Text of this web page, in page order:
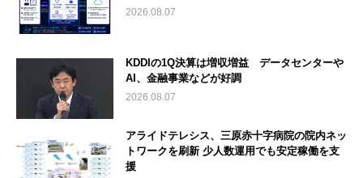
2026.08.07
KDDIの1Q決算は増収増益 データセンターや
AI、金融事業などが好調
2026.08.07
アライドテレシス、三原赤十字病院の院内ネッ
トワークを刷新 少人数運用でも安定稼働を支
援